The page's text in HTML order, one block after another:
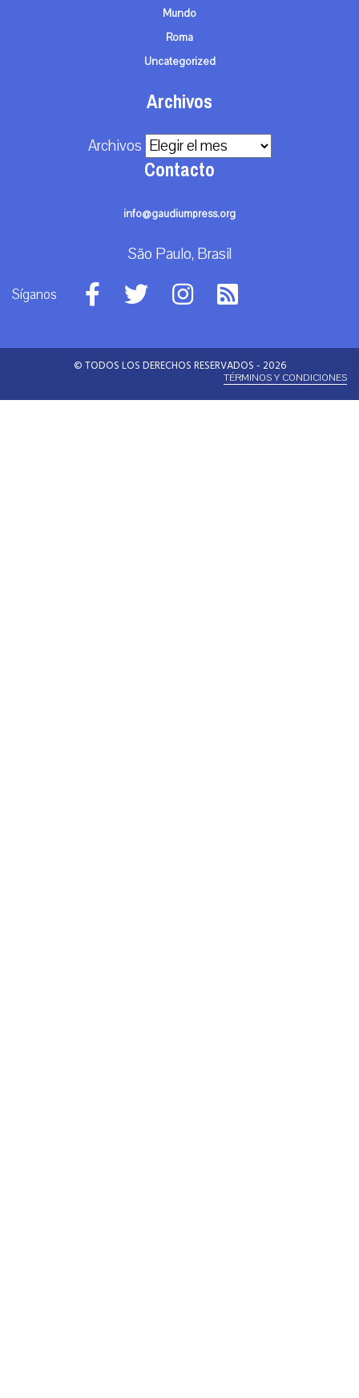
Mundo
Roma
Uncategorized
Archivos
Archivos
Contacto
info@gaudiumpress.org
São Paulo, Brasil
Síganos
© TODOS LOS DERECHOS RESERVADOS - 2026
TÉRMINOS Y CONDICIONES